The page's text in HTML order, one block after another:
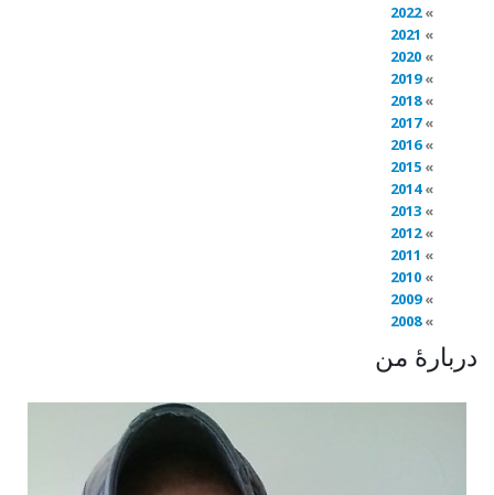
2022
2021
2020
2019
2018
2017
2016
2015
2014
2013
2012
2011
2010
2009
2008
دربارهٔ من